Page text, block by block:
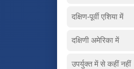
दक्षिण-पूर्वी एशिया में
दक्षिणी अमेरिका में
उपर्युक्त में से कहीं नहीं